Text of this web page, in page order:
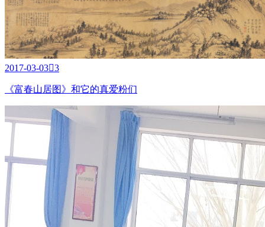
2017-03-033
《富春山居图》和它的真爱粉们